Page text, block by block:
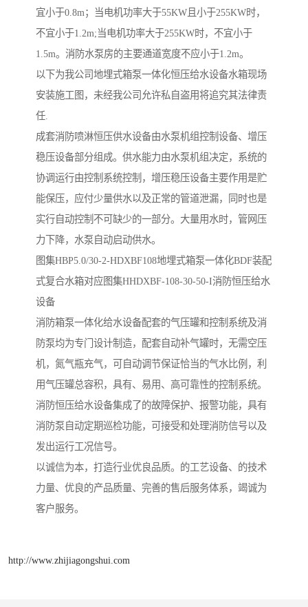
宜小于0.8m；当电机功率大于55KW且小于255KW时，
不宜小于1.2m;当电机功率大于255KW时，不宜小于
1.5m。消防水泵房的主要通道宽度不应小于1.2m。
以下为我公司地埋式箱泵一体化恒压给水设备水箱现场
安装施工图，未经我公司允许私自盗用将追究其法律责
任.
成套消防喷淋恒压供水设备由水泵机组控制设备、增压
稳压设备部分组成。供水能力由水泵机组决定，系统的
协调运行由控制系统控制，增压稳压设备主要作用是贮
能保压，应付少量供水以及正常的管道泄漏，同时也是
实行自动控制不可缺少的一部分。大量用水时，管网压
力下降，水泵自动启动供水。
图集HBP5.0/30-2-HDXBF108地埋式箱泵一体化BDF装配
式复合水箱对应图集HHDXBF-108-30-50-I消防恒压给水
设备
消防箱泵一体化给水设备配套的气压罐和控制系统及消
防泵均为专门设计制造，配套自动补气罐时，无需空压
机，氮气瓶充气，可自动调节保证恰当的气水比例，利
用气压罐总容积，具有、易用、高可靠性的控制系统。
消防恒压给水设备集成了的故障保护、报警功能，具有
消防泵自动定期巡检功能，可接受和处理消防信号以及
发出运行工况信号。
以诚信为本，打造行业优良品质。的工艺设备、的技术
力量、优良的产品质量、完善的售后服务体系，竭诚为
客户服务。
http://www.zhijiagongshui.com